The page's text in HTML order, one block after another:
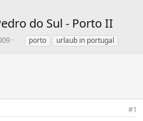
do Sul - Porto II
S
w
porto urlaub in portugal
#1